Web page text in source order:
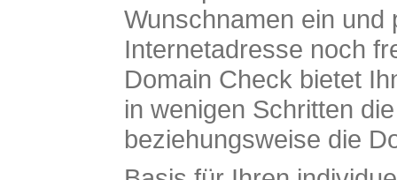
Wunschnamen ein und
Internetadresse noch
Domain Check bietet
in wenigen Schritten
beziehungsweise die